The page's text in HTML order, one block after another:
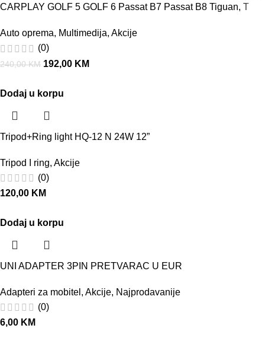
CARPLAY GOLF 5 GOLF 6 Passat B7 Passat B8 Tiguan, T
Auto oprema, Multimedija, Akcije
(0)
240,00KM 192,00 KM
Dodaj u korpu
Tripod+Ring light HQ-12 N 24W 12”
Tripod I ring, Akcije
(0)
120,00 KM
Dodaj u korpu
UNI ADAPTER 3PIN PRETVARAC U EUR
Adapteri za mobitel , Akcije, Najprodavanije
(0)
6,00 KM